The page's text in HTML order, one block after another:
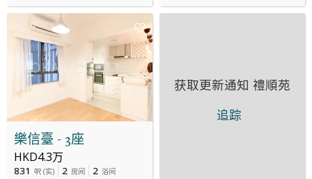
樂信臺 - 3座
HKD4.3万
831 呎 (实) 2 房间 2 浴间
获取更新通知 禮順苑
追踪